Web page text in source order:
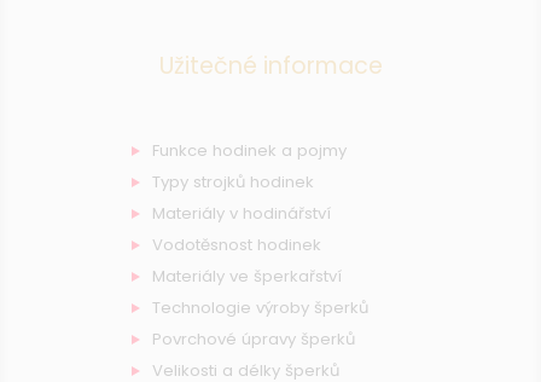
Užitečné informace
Funkce hodinek a pojmy
Typy strojků hodinek
Materiály v hodinářství
Vodotěsnost hodinek
Materiály ve šperkařství
Technologie výroby šperků
Povrchové úpravy šperků
Velikosti a délky šperků